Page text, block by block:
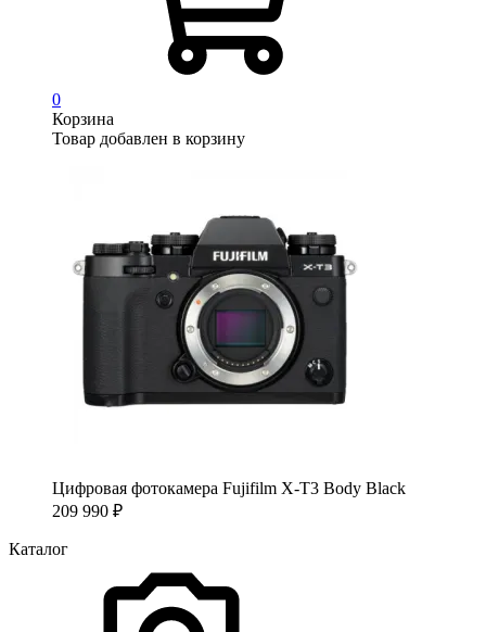
0
Корзина
Товар добавлен в корзину
Цифровая фотокамера Fujifilm X-T3 Body Black
209 990 ₽
Каталог